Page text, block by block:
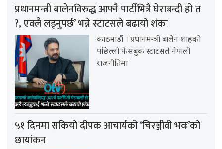
प्रधानमन्त्री बालेनविरुद्ध आफ्नै पार्टीभित्रै घेराबन्दी हो त
?, एक्लै लड्नुपर्छ’ भन्ने स्टाटसले बढायो शंका
काठमाडौं । प्रधानमन्त्री बालेन शाहको
पछिल्लो फेसबुक स्टाटसले नेपाली
राजनीतिमा
५१ दिनमा सकियो दीपक आचार्यको ‘चिरञ्जीवी भवः’को
छायांकन